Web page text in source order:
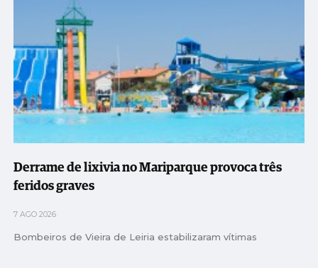
Derrame de lixivia no Mariparque provoca três
feridos graves
7 AGO 2026
Bombeiros de Vieira de Leiria estabilizaram vítimas